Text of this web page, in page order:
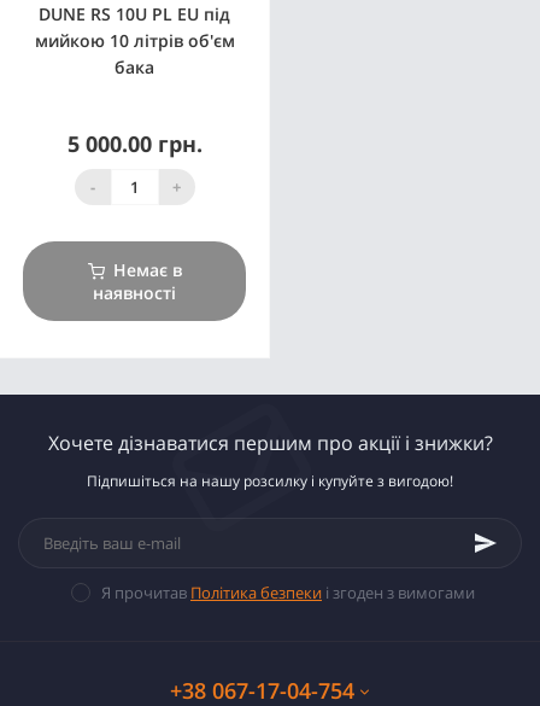
DUNE RS 10U PL EU під
мийкою 10 літрів об'єм
бака
5 000.00 грн.
- +
Немає в
наявності
Хочете дізнаватися першим про акції і знижки?
Підпишіться на нашу розсилку і купуйте з вигодою!
Я прочитав Політика безпеки і згоден з вимогами
+38 067-17-04-754